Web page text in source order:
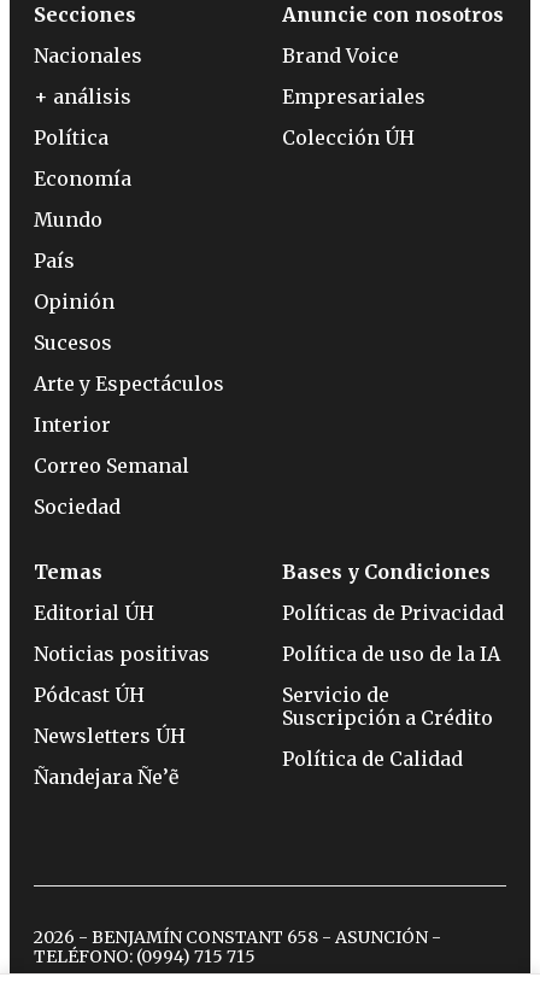
Secciones
Nacionales
+ análisis
Política
Economía
Mundo
País
Opinión
Sucesos
Arte y Espectáculos
Interior
Correo Semanal
Sociedad
Anuncie con nosotros
Brand Voice
Empresariales
Colección ÚH
Temas
Editorial ÚH
Noticias positivas
Pódcast ÚH
Newsletters ÚH
Ñandejara Ñe’ẽ
Bases y Condiciones
Políticas de Privacidad
Política de uso de la IA
Servicio de
Suscripción a Crédito
Política de Calidad
2026 - BENJAMÍN CONSTANT 658 - ASUNCIÓN -
TELÉFONO: (0994) 715 715